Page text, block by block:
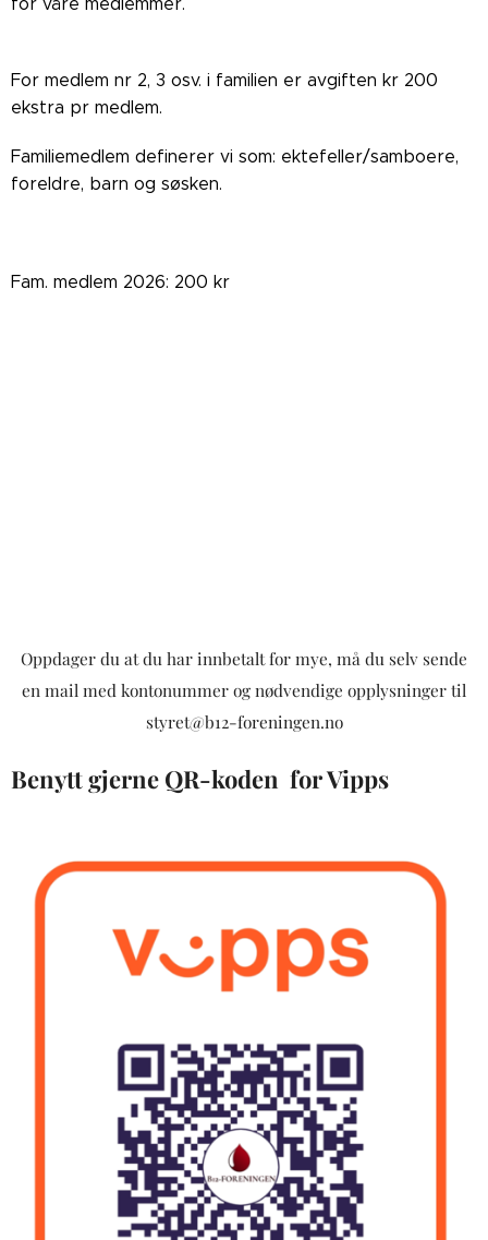
For medlem nr 2, 3 osv. i familien er avgiften kr 200
ekstra pr medlem.
Familiemedlem definerer vi som: ektefeller/samboere,
foreldre, barn og søsken.
Fam. medlem 2026: 200 kr
Oppdager du at du har innbetalt for mye, må du selv sende
en mail med kontonummer og nødvendige opplysninger til
styret@b12-foreningen.no
Benytt gjerne QR-koden for Vipps